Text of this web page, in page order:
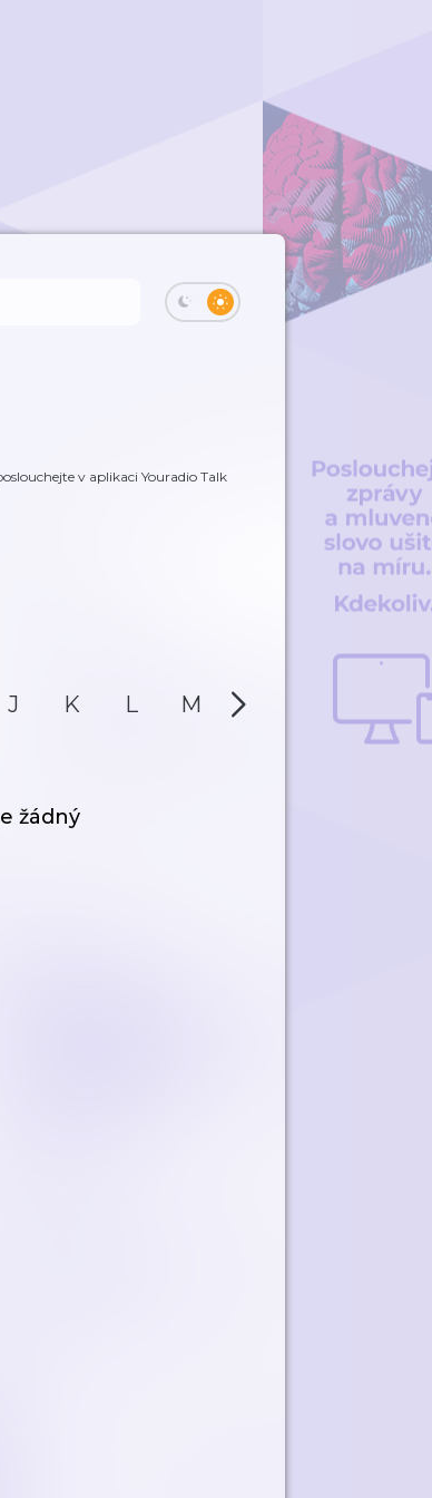
v aplikaci Youradio Talk
J K L M N
žádný